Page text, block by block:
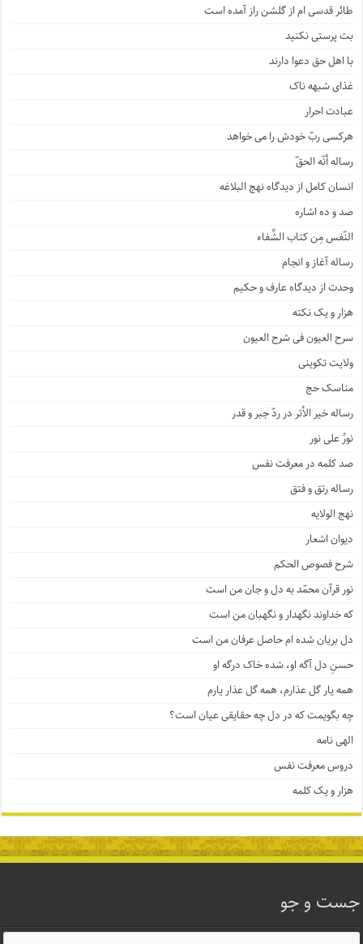
طائر قدسی ام از گلشن راز آمده است
بت پرستی نکنید
با اهل حق دعوا دارند
غذای شبهه ناک
عبادت احرار
هرکسی ربّ خودش را می خواهد
رساله أنّه الحقّ
انسان کامل از دیدگاه نهج البلاغه
صد و ده اشاره
النّفس مِن کتاب الشِّفاء
رساله آغاز و انجام
وحدت از دیدگاه عارف و حکیم
هزار و یک نکته
سرح العیون فی شرح العیون
ولایت تکوینی
مناسک حج
رساله خیر الأثر در ردّ جبر و قدر
نورٌ علی نور
صد کلمه در معرفت نفس
رساله رتق و فتق
نهج الولایه
دیوان اشعار
شرح فصوص الحکم
نور قرآن محمّد به دل و جان من است
که خداوند نگهدار و نگهبان من است
دل بریان شده ام حاصل عرفان من است
حسنِ دل آگه او، شده خاک درگه او
همه یار گل عذارم، همه گل عذار یارم
چه بگویمت که در دل چه حقایقی عیان است؟
الهی نامه
دروس معرفت نفس
هزار و یک کلمه
جست و جو